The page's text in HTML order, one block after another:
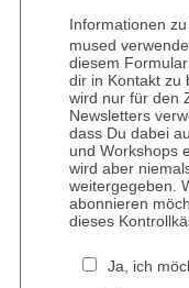
Informationen
mused
diesem
dir in Kontakt zu
wird nur für den
Newsletters
dass Du dabei
und Workshops
wird aber
weitergegeben.
abonnieren
dieses
Ja, ich